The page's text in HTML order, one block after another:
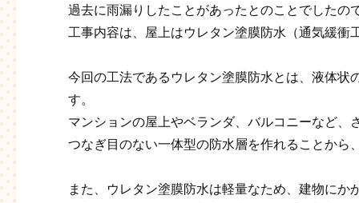
過去に雨漏りしたことがあったとのことでした
工事内容は、屋上はウレタン塗膜防水（通気緩
今回の工法であるウレタン塗膜防水とは、液体
す。
マンションの屋上やベランダ、バルコニーなど
つなぎ目のない一体型の防水層を作れることか
また、ウレタン塗膜防水は軽量なため、建物に